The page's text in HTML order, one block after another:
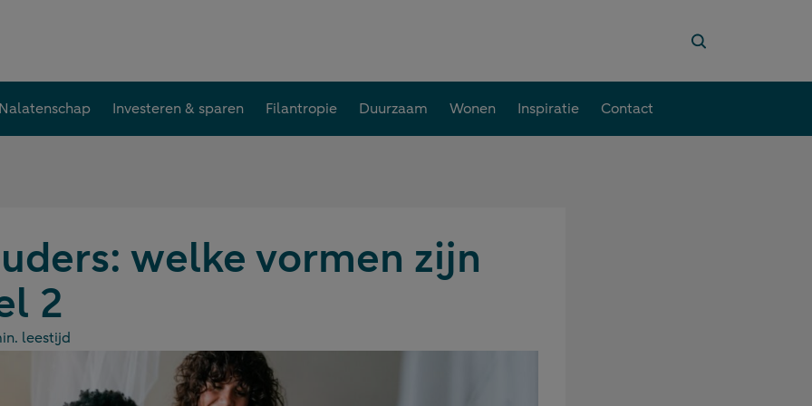
Nalatenschap Investeren & sparen Filantropie Duurzaam Wonen Inspiratie Contact
welke vormen zijn
2
leestijd